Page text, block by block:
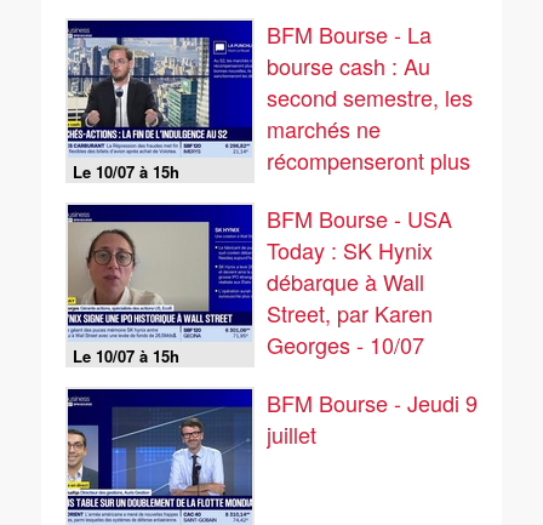
Le 10/07 à 15h
BFM Bourse - La
bourse cash : Au
second semestre, les
marchés ne
récompenseront plus
ils sanctionneront les
déceptions ! - 10/07
Le 10/07 à 15h
BFM Bourse - USA
Today : SK Hynix
débarque à Wall
Street, par Karen
Georges - 10/07
BFM Bourse - Jeudi 9
juillet